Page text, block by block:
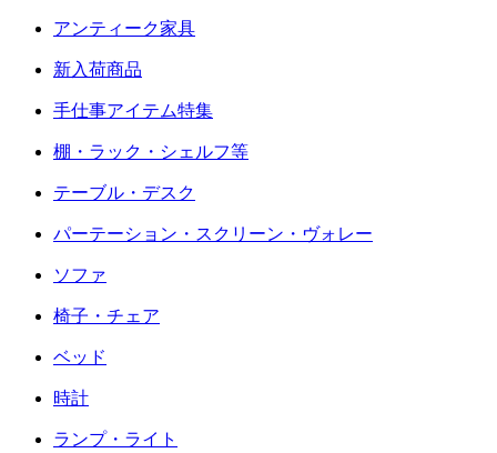
アンティーク家具
新入荷商品
手仕事アイテム特集
棚・ラック・シェルフ等
テーブル・デスク
パーテーション・スクリーン・ヴォレー
ソファ
椅子・チェア
ベッド
時計
ランプ・ライト